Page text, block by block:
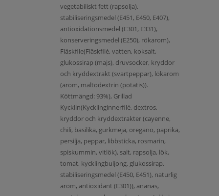
vegetabiliskt fett (rapsolja),
stabiliseringsmedel (E451, E450, E407),
antioxidationsmedel (E301, E331),
konserveringsmedel (E250), rökarom),
Fläskfile(Fläskfilé, vatten, koksalt,
glukossirap (majs), druvsocker, kryddor
och kryddextrakt (svartpeppar), lökarom
(arom, maltodextrin (potatis)).
Köttmängd: 93%), Grillad
Kycklin(Kycklinginnerfilé, dextros,
kryddor och kryddextrakter (cayenne,
chili, basilika, gurkmeja, oregano, paprika,
persilja, peppar, libbsticka, rosmarin,
spiskummin, vitlök), salt, rapsolja, lök,
tomat, kycklingbuljong, glukossirap,
stabiliseringsmedel (E450, E451), naturlig
arom, antioxidant (E301)), ananas,